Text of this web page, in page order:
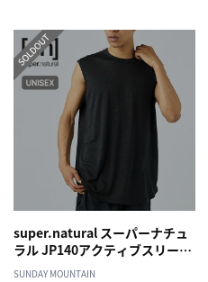
super.natural スーパーナチュ
ラル JP140アクティブスリーブ
レス
SUNDAY MOUNTAIN